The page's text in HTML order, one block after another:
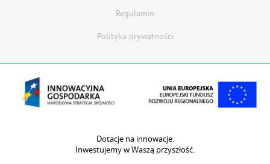
Regulamin
Polityka prywatności
Dotacje na innowacje.
Inwestujemy w Waszą przyszłość.